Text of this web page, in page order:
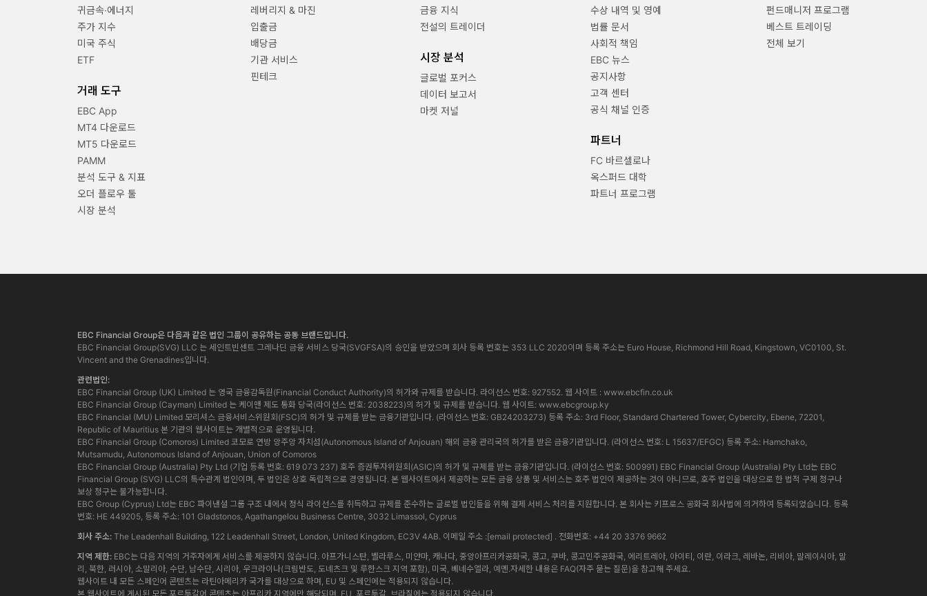
귀금속·에너지
주가 지수
미국 주식
ETF
거래 도구
EBC App
MT4 다운로드
MT5 다운로드
PAMM
분석 도구 & 지표
오더 플로우 툴
시장 분석
레버리지 & 마진
입출금
배당금
기관 서비스
핀테크
금융 지식
전설의 트레이더
시장 분석
글로벌 포커스
데이터 보고서
마켓 저널
수상 내역 및 영예
법률 문서
사회적 책임
EBC 뉴스
공지사항
고객 센터
공식 채널 인증
파트너
FC 바르셀로나
옥스퍼드 대학
파트너 프로그램
펀드매니저 프로그램
베스트 트레이딩
전체 보기
EBC Financial Group은 다음과 같은 법인 그룹이 공유하는 공동 브랜드입니다.
EBC Financial Group(SVG) LLC 는 세인트빈센트 그레나딘 금융 서비스 당국(SVGFSA)의 승인을 받았으며 회사 등록 번호는 353 LLC 2020이며 등록 주소는 Euro House, Richmond Hill Road, Kingstown, VC0100, St.
Vincent and the Grenadines입니다.
관련법인:
EBC Financial Group (UK) Limited 는 영국 금융감독원(Financial Conduct Authority)의 허가와 규제를 받습니다. 라이선스 번호: 927552. 웹 사이트 : www.ebcfin.co.uk
EBC Financial Group (Cayman) Limited 는 케이맨 제도 통화 당국(라이선스 번호: 2038223)의 허가 및 규제를 받습니다. 웹 사이트: www.ebcgroup.ky
EBC Financial (MU) Limited 모리셔스 금융서비스위원회(FSC)의 허가 및 규제를 받는 금융기관입니다. (라이선스 번호: GB24203273) 등록 주소: 3rd Floor, Standard Chartered Tower, Cybercity, Ebene, 72201,
Republic of Mauritius 본 기관의 웹사이트는 개별적으로 운영됩니다.
EBC Financial Group (Comoros) Limited 코모로 연방 앙주앙 자치섬(Autonomous Island of Anjouan) 해외 금융 관리국의 허가를 받은 금융기관입니다. (라이선스 번호: L 15637/EFGC) 등록 주소: Hamchako,
Mutsamudu, Autonomous Island of Anjouan, Union of Comoros
EBC Financial Group (Australia) Pty Ltd (기업 등록 번호: 619 073 237) 호주 증권투자위원회(ASIC)의 허가 및 규제를 받는 금융기관입니다. (라이선스 번호: 500991) EBC Financial Group (Australia) Pty Ltd는 EBC
Financial Group (SVG) LLC의 특수관계 법인이며, 두 법인은 상호 독립적으로 경영됩니다. 본 웹사이트에서 제공하는 모든 금융 상품 및 서비스는 호주 법인이 제공하는 것이 아니므로, 호주 법인을 대상으로 한 법적 구제 청구나
보상 청구는 불가능합니다.
EBC Group (Cyprus) Ltd는 EBC 파이낸셜 그룹 구조 내에서 정식 라이선스를 취득하고 규제를 준수하는 글로벌 법인들을 위해 결제 서비스 처리를 지원합니다. 본 회사는 키프로스 공화국 회사법에 의거하여 등록되었습니다. 등록
번호: HE 449205, 등록 주소: 101 Gladstonos, Agathangelou Business Centre, 3032 Limassol, Cyprus
회사 주소: The Leadenhall Building, 122 Leadenhall Street, London, United Kingdom, EC3V 4AB. 이메일 주소 :[email protected] . 전화번호: +44 20 3376 9662
지역 제한: EBC는 다음 지역의 거주자에게 서비스를 제공하지 않습니다. 아프가니스탄, 벨라루스, 미얀마, 캐나다, 중앙아프리카공화국, 콩고, 쿠바, 콩고민주공화국, 에리트레아, 아이티, 이란, 이라크, 레바논, 리비아, 말레이시아, 말
리, 북한, 러시아, 소말리아, 수단, 남수단, 시리아, 우크라이나(크림반도, 도네츠크 및 루한스크 지역 포함), 미국, 베네수엘라, 예멘.자세한 내용은 FAQ(자주 묻는 질문)을 참고해 주세요.
웹사이트 내 모든 스페인어 콘텐츠는 라틴아메리카 국가를 대상으로 하며, EU 및 스페인에는 적용되지 않습니다.
본 웹사이트에 게시된 모든 포르투갈어 콘텐츠는 아프리카 지역에만 해당되며, EU, 포르투갈, 브라질에는 적용되지 않습니다.